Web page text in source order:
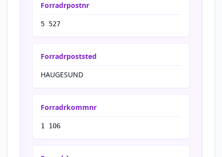
Forradrpostnr
5 527
Forradrpoststed
HAUGESUND
Forradrkommnr
1 106